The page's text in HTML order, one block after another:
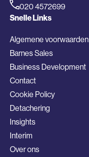
020 4572699
Snelle Links
Algemene voorwaarden
Barnes Sales
Business Development
Contact
Cookie Policy
Detachering
Insights
Interim
Over ons